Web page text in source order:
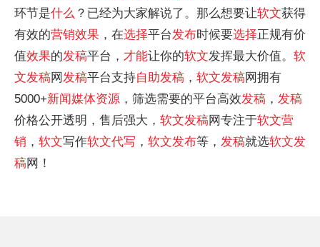
环节是什么 ？已经为大家解说了。那么想要让软文获得
有效的营销效果 ，在选择平台发布时候要选择 正规有价
值效果的发稿平台， 才能让你的软文发挥最大价值。 软
文发稿网发稿平台支持自助发稿 ， 软文发稿网拥有
5000+新闻媒体资源 ，筛选需要的平台高效发稿 ， 发稿
价格公开透明，售后强大， 软文发稿网专注于软文营
销 ， 软文写作软文代写 ， 软文发布等， 发稿就选软文发
稿网！